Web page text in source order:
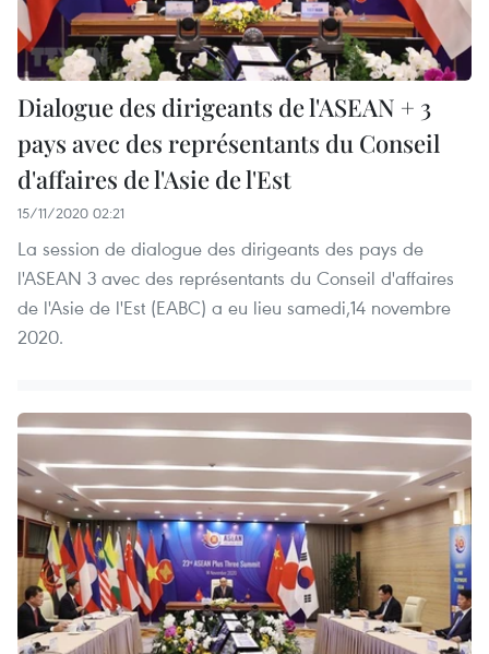
Dialogue des dirigeants de l'ASEAN + 3
pays avec des représentants du Conseil
d'affaires de l'Asie de l'Est
15/11/2020 02:21
La session de dialogue des dirigeants des pays de
l'ASEAN 3 avec des représentants du Conseil d'affaires
de l'Asie de l'Est (EABC) a eu lieu samedi,14 novembre
2020.